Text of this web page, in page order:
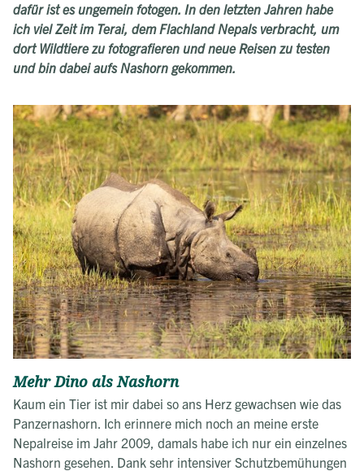
dafür ist es ungemein fotogen. In den letzten Jahren habe
ich viel Zeit im Terai, dem Flachland Nepals verbracht, um
dort Wildtiere zu fotografieren und neue Reisen zu testen
und bin dabei aufs Nashorn gekommen.
Mehr Dino als Nashorn
Kaum ein Tier ist mir dabei so ans Herz gewachsen wie das
Panzernashorn. Ich erinnere mich noch an meine erste
Nepalreise im Jahr 2009, damals habe ich nur ein einzelnes
Nashorn gesehen. Dank sehr intensiver Schutzbemühungen